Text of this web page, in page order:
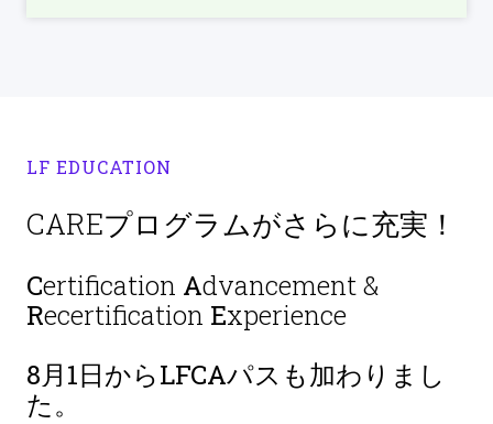
LF EDUCATION
CAREプログラムがさらに充実！
Certification Advancement &
Recertification Experience
8月1日からLFCAパスも加わりまし
た。